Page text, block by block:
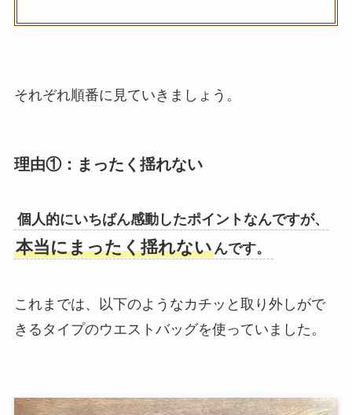
それぞれ順番に見ていきましょう。
理由①：まったく揺れない
個人的にいちばん感動したポイントなんですが、
本当にまったく揺れないんです。
これまでは、以下のようなカチッと取り外しがで
きるタイプのウエストバッグを使っていました。